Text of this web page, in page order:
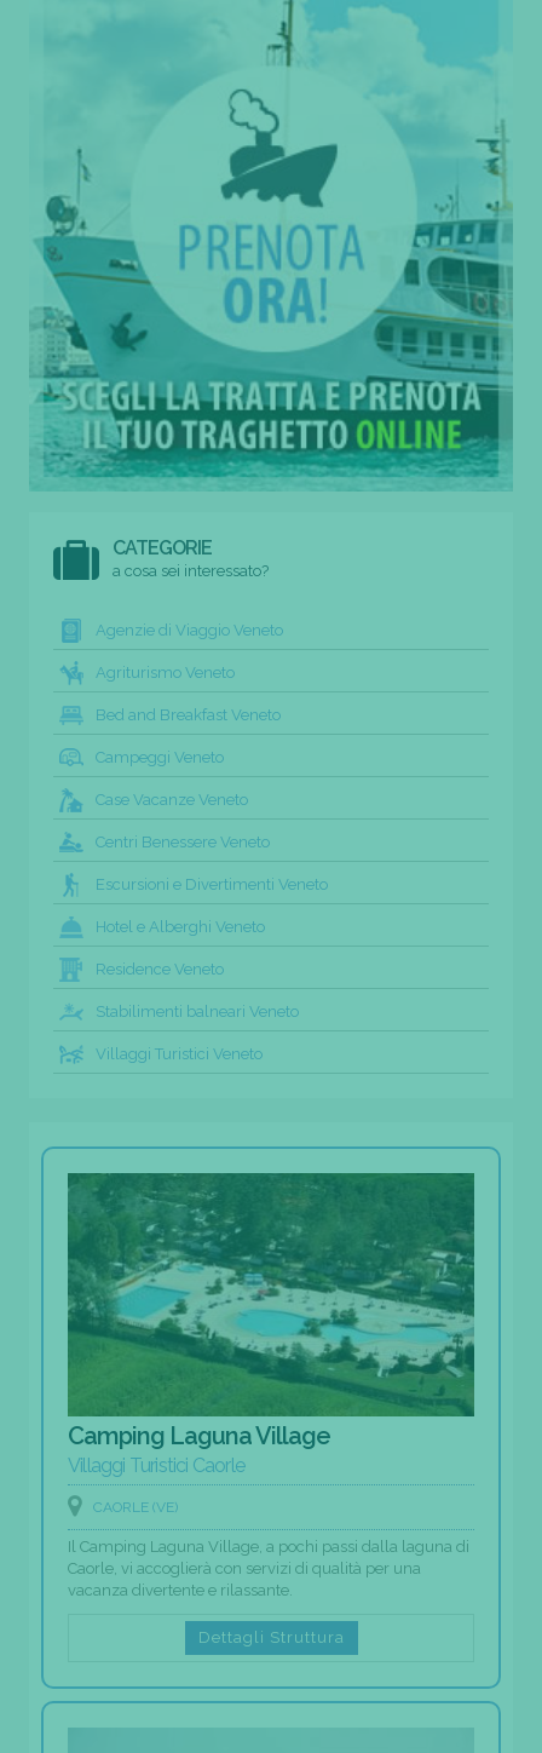
CATEGORIE
a cosa sei interessato?
Agenzie di Viaggio Veneto
Agriturismo Veneto
Bed and Breakfast Veneto
Campeggi Veneto
Case Vacanze Veneto
Centri Benessere Veneto
Escursioni e Divertimenti Veneto
Hotel e Alberghi Veneto
Residence Veneto
Stabilimenti balneari Veneto
Villaggi Turistici Veneto
Camping Laguna Village
Villaggi Turistici Caorle
CAORLE (VE)
Il Camping Laguna Village, a pochi passi dalla laguna di
Caorle, vi accoglierà con servizi di qualità per una
vacanza divertente e rilassante.
Dettagli Struttura